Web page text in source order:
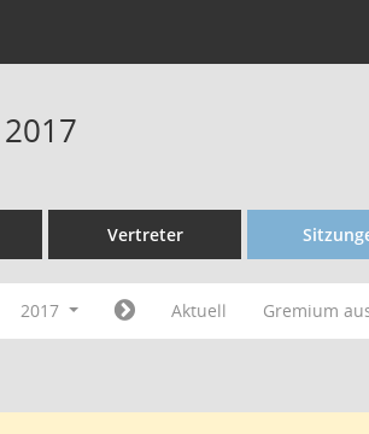
Vertreter
2017 Aktuell Gremium